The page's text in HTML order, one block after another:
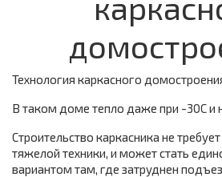
Технология каркасного
В таком доме тепло даже при -30С и
Строительство каркасника не
тяжелой техники, и может стать
вариантом там, где затруднен